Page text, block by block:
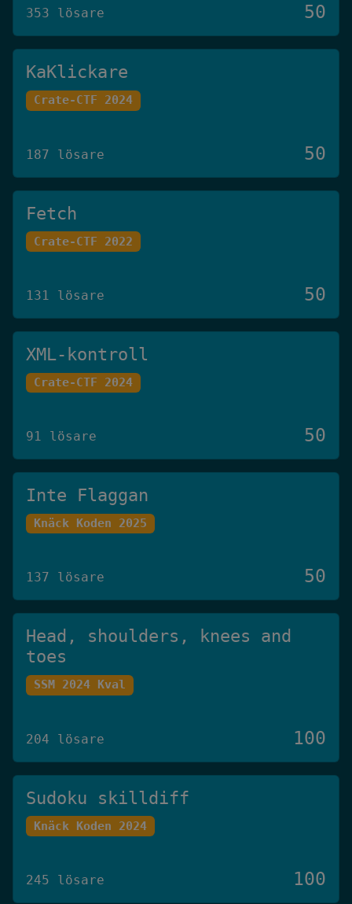
353 lösare 50
KaKlickare
Crate-CTF 2024
187 lösare 50
Fetch
Crate-CTF 2022
131 lösare 50
XML-kontroll
Crate-CTF 2024
91 lösare 50
Inte Flaggan
Knäck Koden 2025
137 lösare 50
Head, shoulders, knees and
toes
SSM 2024 Kval
204 lösare 100
Sudoku skilldiff
Knäck Koden 2024
245 lösare 100